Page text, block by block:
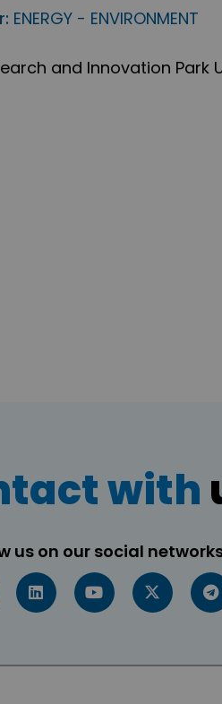
ENERGY - ENVIRONMENT
and Innovation Park
with
us on our social